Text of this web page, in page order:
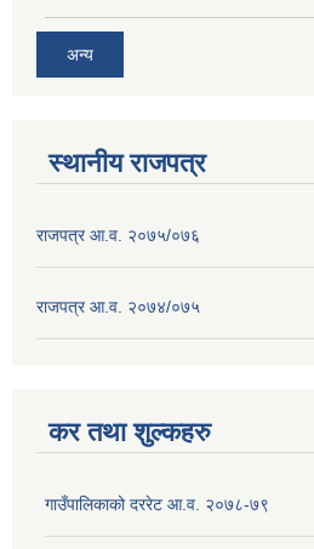
अन्य
स्थानीय राजपत्र
राजपत्र आ.व. २०७५/०७६
राजपत्र आ.व. २०७४/०७५
कर तथा शुल्कहरु
गाउँपालिकाको दररेट आ.व. २०७८-७९